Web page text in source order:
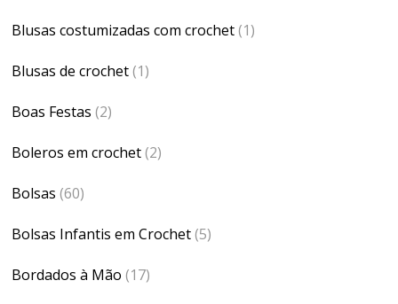
Blusas costumizadas com crochet(1)
Blusas de crochet(1)
Boas Festas (2)
Boleros em crochet(2)
Bolsas (60)
Bolsas Infantis em Crochet(5)
Bordados à Mão (17)